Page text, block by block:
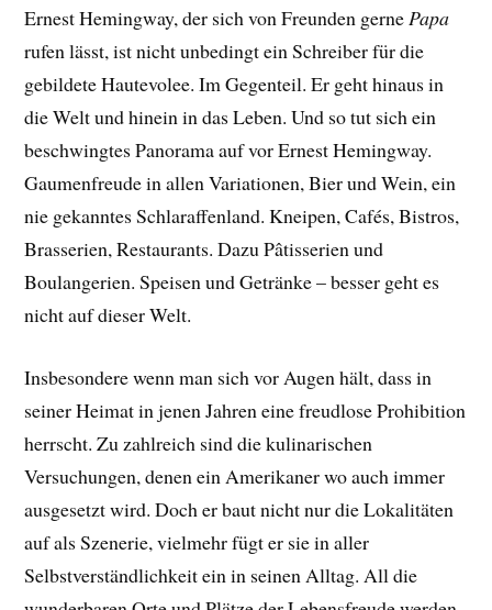
Ernest Hemingway, der sich von Freunden gernePapa
rufen lässt, ist nicht unbedingt ein Schreiber für die
gebildete Hautevolee. Im Gegenteil. Er geht hinaus in
die Welt und hinein in das Leben. Und so tut sich ein
beschwingtes Panorama auf vor Ernest Hemingway.
Gaumenfreude in allen Variationen, Bier und Wein, ein
nie gekanntes Schlaraffenland. Kneipen, Cafés, Bistros,
Brasserien, Restaurants. Dazu Pâtisserien und
Boulangerien. Speisen und Getränke – besser geht es
nicht auf dieser Welt.
Insbesondere wenn man sich vor Augen hält, dass in
seiner Heimat in jenen Jahren eine freudlose Prohibition
herrscht. Zu zahlreich sind die kulinarischen
Versuchungen, denen ein Amerikaner wo auch immer
ausgesetzt wird. Doch er baut nicht nur die Lokalitäten
auf als Szenerie, vielmehr fügt er sie in aller
Selbstverständlichkeit ein in seinen Alltag. All die